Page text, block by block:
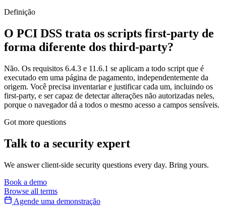
Definição
O PCI DSS trata os scripts first-party de
forma diferente dos third-party?
Não. Os requisitos 6.4.3 e 11.6.1 se aplicam a todo script que é
executado em uma página de pagamento, independentemente da
origem. Você precisa inventariar e justificar cada um, incluindo os
first-party, e ser capaz de detectar alterações não autorizadas neles,
porque o navegador dá a todos o mesmo acesso a campos sensíveis.
Got more questions
Talk to a security expert
We answer client-side security questions every day. Bring yours.
Book a demo
Browse all terms
Agende uma demonstração